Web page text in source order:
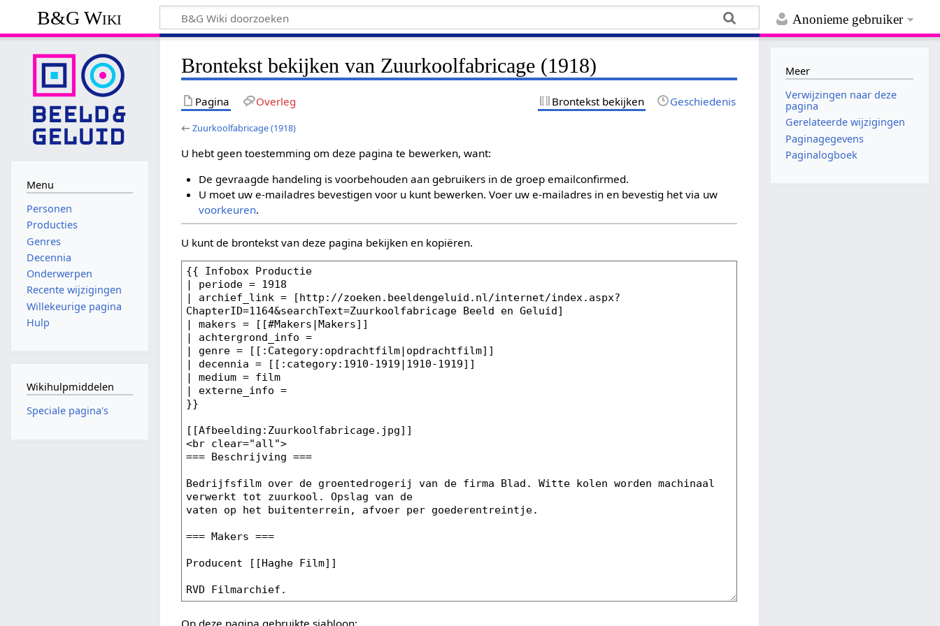
Anonieme gebruiker
B&G Wiki
Brontekst bekijken van Zuurkoolfabricage (1918)
Pagina Overleg Brontekst bekijken Geschiedenis
←Zuurkoolfabricage (1918)
U hebt geen toestemming om deze pagina te bewerken, want:
De gevraagde handeling is voorbehouden aan gebruikers in de groep emailconfirmed.
U moet uw e-mailadres bevestigen voor u kunt bewerken. Voer uw e-mailadres in en bevestig het via uw
voorkeuren.
U kunt de brontekst van deze pagina bekijken en kopiëren.
Op deze pagina gebruikte sjabloon:
Menu
Personen
Producties
Genres
Decennia
Onderwerpen
Recente wijzigingen
Willekeurige pagina
Hulp
Wikihulpmiddelen
Speciale pagina's
Meer
Verwijzingen naar deze
pagina
Gerelateerde wijzigingen
Paginagegevens
Paginalogboek